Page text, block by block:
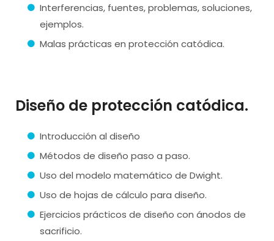
Interferencias, fuentes, problemas, soluciones,
ejemplos.
Malas prácticas en protección catódica.
Diseño de protección catódica.
Introducción al diseño
Métodos de diseño paso a paso.
Uso del modelo matemático de Dwight.
Uso de hojas de cálculo para diseño.
Ejercicios prácticos de diseño con ánodos de
sacrificio.